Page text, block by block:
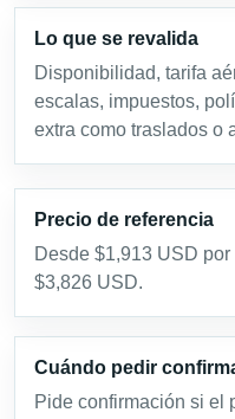
Lo que se revalida
Disponibilidad, tarifa
escalas, impuestos,
extra como traslados o
Precio de referencia
Desde $1,913 USD
$3,826 USD.
Cuándo pedir
Pide confirmación si el